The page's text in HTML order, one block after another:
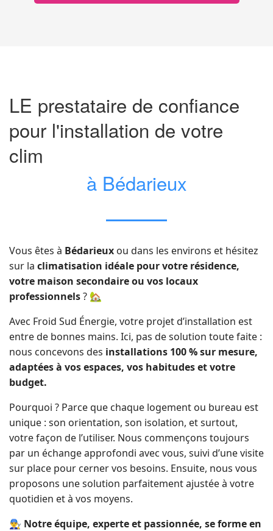
LE prestataire de confiance
pour l'installation de votre
clim
à Bédarieux
Vous êtes à Bédarieux ou dans les environs et hésitez
sur la climatisation idéale pour votre résidence,
votre maison secondaire ou vos locaux
professionnels? 🏡
Avec Froid Sud Énergie, votre projet d’installation est
entre de bonnes mains. Ici, pas de solution toute faite :
nous concevons des installations 100 % sur mesure,
adaptées à vos espaces, vos habitudes et votre
budget.
Pourquoi ? Parce que chaque logement ou bureau est
unique : son orientation, son isolation, et surtout,
votre façon de l’utiliser. Nous commençons toujours
par un échange approfondi avec vous, suivi d’une visite
sur place pour cerner vos besoins. Ensuite, nous vous
proposons une solution parfaitement ajustée à votre
quotidien et à vos moyens.
👨‍🔧 Notre équipe, experte et passionnée, se forme en